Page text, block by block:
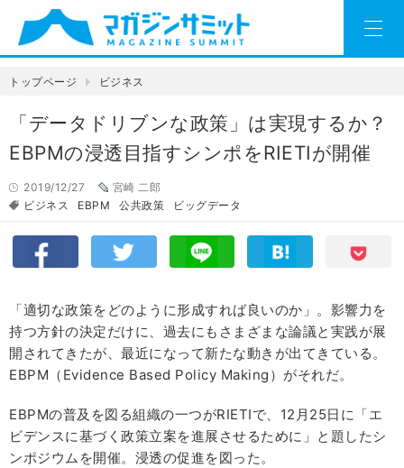
トップページ ビジネス
「データドリブンな政策」は実現するか？
EBPMの浸透目指すシンポをRIETIが開催
2019/12/27
宮崎 二郎
ビジネス
EBPM 公共政策 ビッグデータ
「適切な政策をどのように形成すれば良いのか」。影響力を
持つ方針の決定だけに、過去にもさまざまな論議と実践が展
開されてきたが、最近になって新たな動きが出てきている。
EBPM（Evidence Based Policy Making）がそれだ。
EBPMの普及を図る組織の一つがRIETIで、12月25日に「エ
ビデンスに基づく政策立案を進展させるために」と題したシ
ンポジウムを開催。浸透の促進を図った。